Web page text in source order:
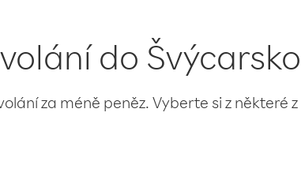
do
za méně peněz. Vyberte si z některé